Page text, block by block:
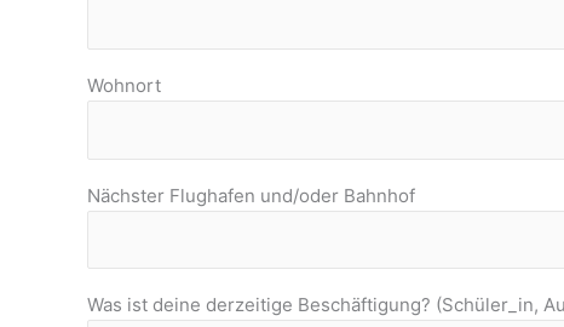
Wohnort
Nächster Flughafen und/oder Bahnhof
Was ist deine derzeitige Beschäftigung? (Schüler_in,